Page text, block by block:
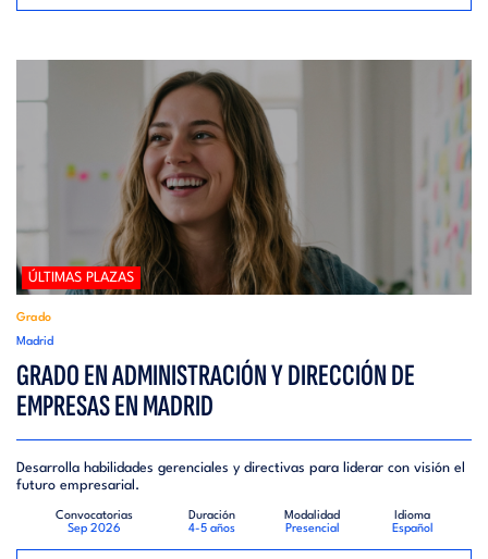
ÚLTIMAS PLAZAS
Grado
Madrid
GRADO EN ADMINISTRACIÓN Y DIRECCIÓN DE
EMPRESAS EN MADRID
Desarrolla habilidades gerenciales y directivas para liderar con visión el
futuro empresarial.
Convocatorias
Sep 2026
Duración
4-5 años
Modalidad
Presencial
Idioma
Español